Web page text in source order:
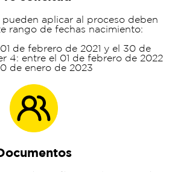
aplicar al proceso deben
rango de fechas nacimiento:
de febrero de 2021 y el 30 de
4: entre el 01 de febrero de 2022
de enero de 2023